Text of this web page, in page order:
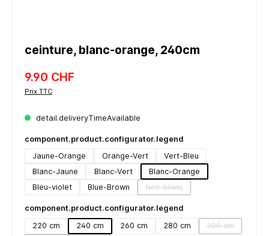
ceinture, blanc-orange, 240cm
9.90 CHF
Prix TTC
detail.deliveryTimeAvailable
component.product.configurator.legend
Jaune-Orange
Orange-Vert
Vert-Bleu
Blanc-Jaune
Blanc-Vert
Blanc-Orange
Bleu-violet
Blue-Brown Noir-blanc
(detail.unavailableTooltip)
component.product.configurator.legend
220 cm
240 cm 260 cm 280 cm 300 cm